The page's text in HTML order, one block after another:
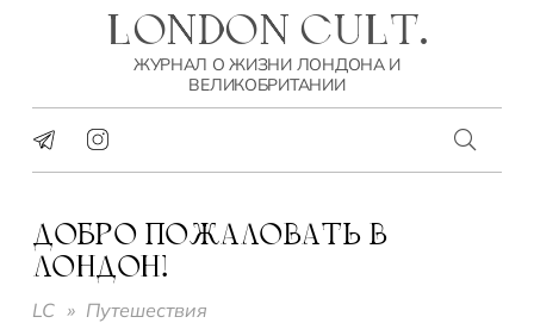
LONDON CULT.
ЖУРНАЛ О ЖИЗНИ ЛОНДОНА И
ВЕЛИКОБРИТАНИИ
ДОБРО ПОЖАЛОВАТЬ В
ЛОНДОН!
LC » Путешествия